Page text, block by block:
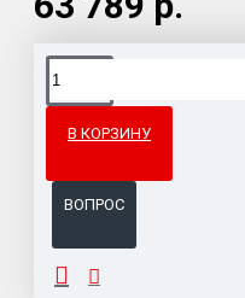
В КОРЗИНУ
ВОПРОС
Доставка товара
ОПИСАНИЕ